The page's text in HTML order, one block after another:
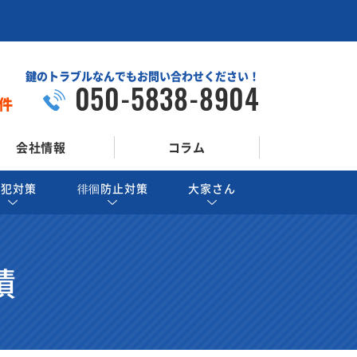
鍵のトラブルなんでもお問い合わせください！
050-5838-8904
会社情報 コラム
対策 徘徊防止対策 大家さん